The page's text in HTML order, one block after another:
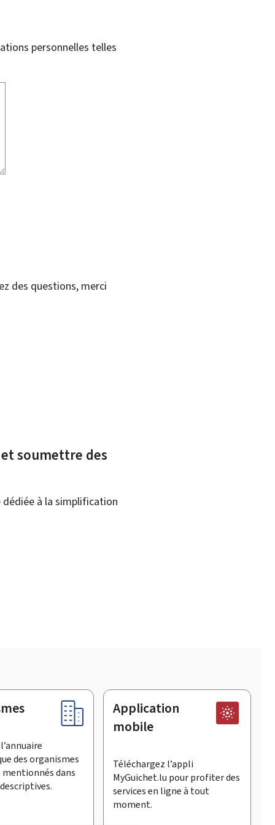
personnelles telles
des questions, merci
soumettre des
à la simplification
des organismes
dans
Application
mobile
Téléchargez l’appli
MyGuichet.lu pour profiter des
services en ligne à tout
moment.